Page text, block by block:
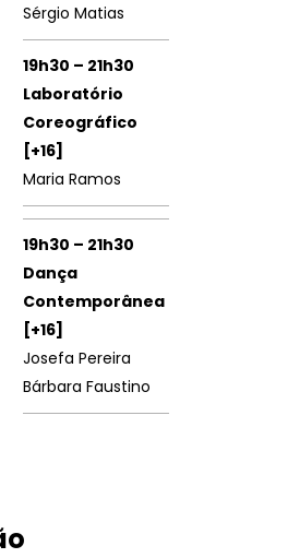
Sérgio Matias
19h30 – 21h30
Laboratório
Coreográfico
[+16]
Maria Ramos
19h30 – 21h30
Dança
Contemporânea
[+16]
Josefa Pereira
Bárbara Faustino